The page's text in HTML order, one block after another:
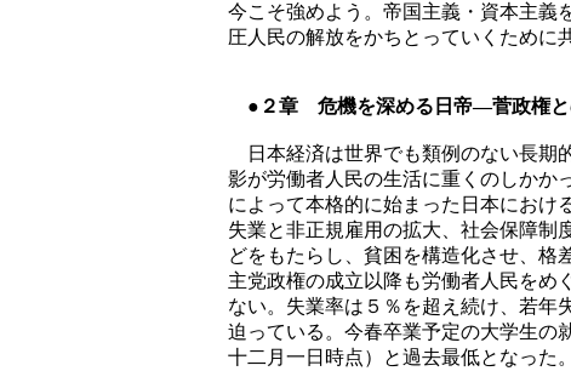
今こそ強めよう。帝国主義・資本主義
圧人民の解放をかちとっていくために
●２章 危機を深める日帝―菅政権と
日本経済は世界でも類例のない長期
影が労働者人民の生活に重くのしかか
によって本格的に始まった日本におけ
失業と非正規雇用の拡大、社会保障制
どをもたらし、貧困を構造化させ、格
主党政権の成立以降も労働者人民をめ
ない。失業率は５％を超え続け、若年
迫っている。今春卒業予定の大学生の
十二月一日時点）と過去最低となった